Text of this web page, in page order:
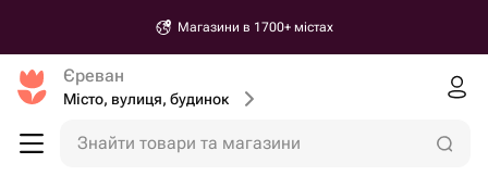
Магазини в 1700+ містах
Єреван
Місто, вулиця, будинок
Знайти товари та магазини